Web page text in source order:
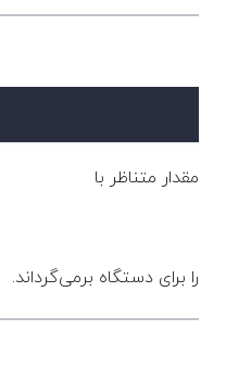
مقدار متناظر با
را برای دستگاه برمی‌گرداند.